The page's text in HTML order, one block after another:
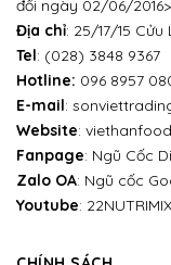
đổi ngày 02/06/2016>
Địa chỉ: 25/17/15
Tel: (028) 3848 9367
Hotline: 096 8957
E-mail:
Website:
Fanpage: Ngũ Cốc
Zalo OA: Ngũ cốc
Youtube: